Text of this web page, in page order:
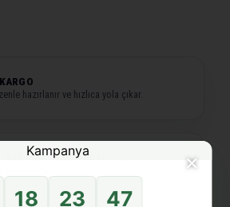
hazırlanır ve hızlıca yola çıkar.
ŞARTSIZ İADE GARANTISI
×
18 23 46